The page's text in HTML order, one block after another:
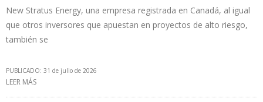
New Stratus Energy, una empresa registrada en Canadá, al igual
que otros inversores que apuestan en proyectos de alto riesgo,
también se
PUBLICADO: 31 de julio de 2026
LEER MÁS